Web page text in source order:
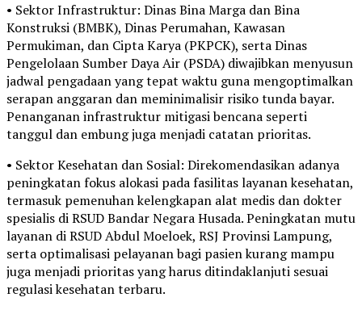
• Sektor Infrastruktur: Dinas Bina Marga dan Bina
Konstruksi (BMBK), Dinas Perumahan, Kawasan
Permukiman, dan Cipta Karya (PKPCK), serta Dinas
Pengelolaan Sumber Daya Air (PSDA) diwajibkan menyusun
jadwal pengadaan yang tepat waktu guna mengoptimalkan
serapan anggaran dan meminimalisir risiko tunda bayar.
Penanganan infrastruktur mitigasi bencana seperti
tanggul dan embung juga menjadi catatan prioritas.
• Sektor Kesehatan dan Sosial: Direkomendasikan adanya
peningkatan fokus alokasi pada fasilitas layanan kesehatan,
termasuk pemenuhan kelengkapan alat medis dan dokter
spesialis di RSUD Bandar Negara Husada. Peningkatan mutu
layanan di RSUD Abdul Moeloek, RSJ Provinsi Lampung,
serta optimalisasi pelayanan bagi pasien kurang mampu
juga menjadi prioritas yang harus ditindaklanjuti sesuai
regulasi kesehatan terbaru.